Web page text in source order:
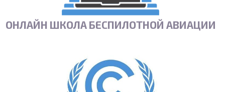
ОНЛАЙН ШКОЛА БЕСПИЛОТНОЙ АВИАЦИИ